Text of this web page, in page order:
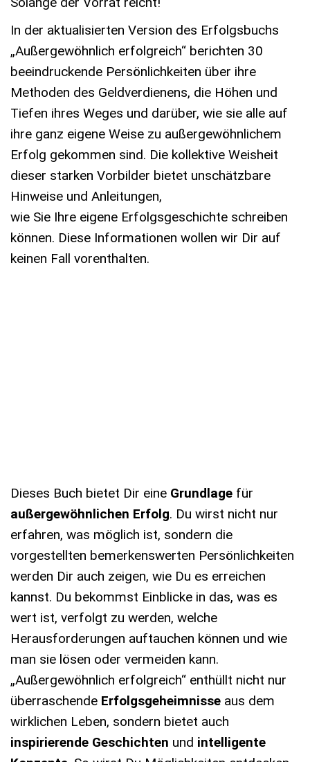
In der aktualisierten Version des Erfolgsbuchs
„Außergewöhnlich erfolgreich“ berichten 30
beeindruckende Persönlichkeiten über ihre
Methoden des Geldverdienens, die Höhen und
Tiefen ihres Weges und darüber, wie sie alle auf
ihre ganz eigene Weise zu außergewöhnlichem
Erfolg gekommen sind. Die kollektive Weisheit
dieser starken Vorbilder bietet unschätzbare
Hinweise und Anleitungen,
wie Sie Ihre eigene Erfolgsgeschichte schreiben
können. Diese Informationen wollen wir Dir auf
keinen Fall vorenthalten.
Dieses Buch bietet Dir eine Grundlage für
außergewöhnlichen Erfolg. Du wirst nicht nur
erfahren, was möglich ist, sondern die
vorgestellten bemerkenswerten Persönlichkeiten
werden Dir auch zeigen, wie Du es erreichen
kannst. Du bekommst Einblicke in das, was es
wert ist, verfolgt zu werden, welche
Herausforderungen auftauchen können und wie
man sie lösen oder vermeiden kann.
„Außergewöhnlich erfolgreich“ enthüllt nicht nur
überraschende Erfolgsgeheimnisse aus dem
wirklichen Leben, sondern bietet auch
inspirierende Geschichten und intelligente